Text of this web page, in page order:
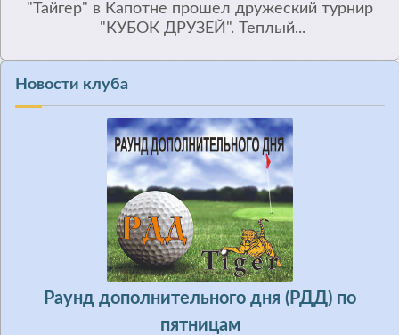
"Тайгер" в Капотне прошел дружеский турнир
"КУБОК ДРУЗЕЙ". Теплый...
Новости клуба
Раунд дополнительного дня (РДД) по
пятницам